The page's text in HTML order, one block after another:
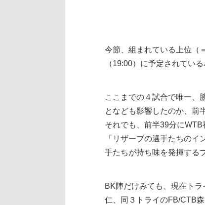
今節、組まれている上位（
（19:00）に予定されてい
ここまでの４試合で唯一、
となども影響したのか、前
それでも、前半39分に
「リザーブの選手たちの
手たちが持ち味を発揮する
BK陣だけみても、現在ト
仁、同３トライのFB/CTB